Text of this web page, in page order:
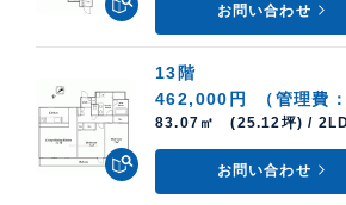
お問い合わせ
13階
462,000円
（管理費
83.07㎡ (25.12坪) /
お問い合わせ